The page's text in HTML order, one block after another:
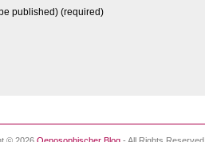
published) (required)